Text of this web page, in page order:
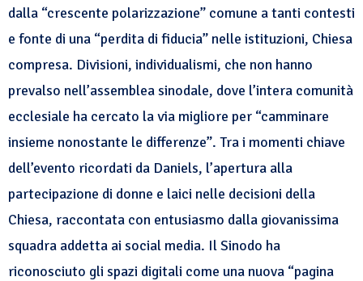
dalla “crescente polarizzazione” comune a tanti contesti
e fonte di una “perdita di fiducia” nelle istituzioni, Chiesa
compresa. Divisioni, individualismi, che non hanno
prevalso nell’assemblea sinodale, dove l’intera comunità
ecclesiale ha cercato la via migliore per “camminare
insieme nonostante le differenze”. Tra i momenti chiave
dell’evento ricordati da Daniels, l’apertura alla
partecipazione di donne e laici nelle decisioni della
Chiesa, raccontata con entusiasmo dalla giovanissima
squadra addetta ai social media. Il Sinodo ha
riconosciuto gli spazi digitali come una nuova “pagina